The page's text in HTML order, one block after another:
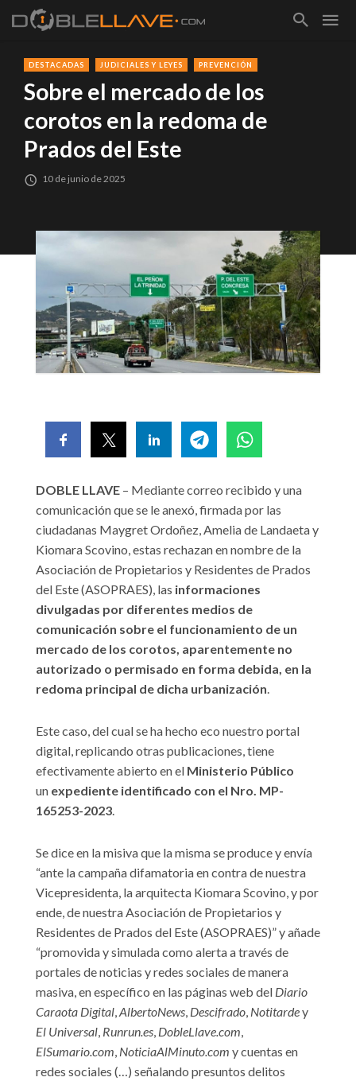
DESTACADAS JUDICIALES Y LEYES PREVENCIÓN
Sobre el mercado de los
corotos en la redoma de
Prados del Este
10 de junio de 2025
DOBLE LLAVE – Mediante correo recibido y una
comunicación que se le anexó, firmada por las
ciudadanas Maygret Ordoñez, Amelia de Landaeta y
Kiomara Scovino, estas rechazan en nombre de la
Asociación de Propietarios y Residentes de Prados
del Este (ASOPRAES), las informaciones
divulgadas por diferentes medios de
comunicación sobre el funcionamiento de un
mercado de los corotos, aparentemente no
autorizado o permisado en forma debida, en la
redoma principal de dicha urbanización.
Este caso, del cual se ha hecho eco nuestro portal
digital, replicando otras publicaciones, tiene
efectivamente abierto en el Ministerio Público
un expediente identificado con el Nro. MP-
165253-2023.
Se dice en la misiva que la misma se produce y envía
“ante la campaña difamatoria en contra de nuestra
Vicepresidenta, la arquitecta Kiomara Scovino, y por
ende, de nuestra Asociación de Propietarios y
Residentes de Prados del Este (ASOPRAES)” y añade
“promovida y simulada como alerta a través de
portales de noticias y redes sociales de manera
masiva, en específico en las páginas web del Diario
Caraota Digital,AlbertoNews, Descifrado, Notitardey
El Universal, Runrun.es, DobleLlave.com,
ElSumario.com, NoticiaAlMinuto.com y cuentas en
redes sociales (…) señalando presuntos delitos